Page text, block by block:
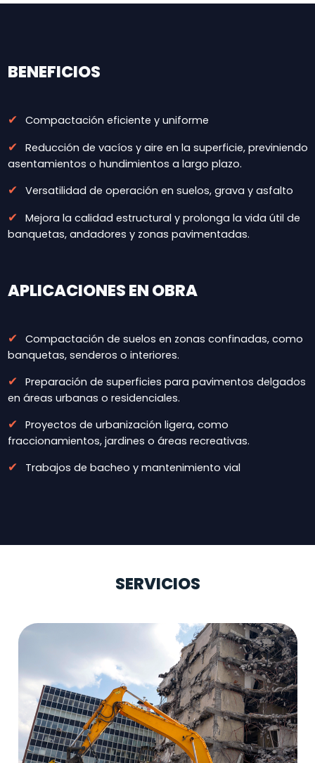
BENEFICIOS
✔ Compactación eficiente y uniforme
✔ Reducción de vacíos y aire en la superficie, previniendo
asentamientos o hundimientos a largo plazo.
✔ Versatilidad de operación en suelos, grava y asfalto
✔ Mejora la calidad estructural y prolonga la vida útil de
banquetas, andadores y zonas pavimentadas.
APLICACIONES EN OBRA
✔ Compactación de suelos en zonas confinadas, como
banquetas, senderos o interiores.
✔ Preparación de superficies para pavimentos delgados
en áreas urbanas o residenciales.
✔ Proyectos de urbanización ligera, como
fraccionamientos, jardines o áreas recreativas.
✔ Trabajos de bacheo y mantenimiento vial
SERVICIOS